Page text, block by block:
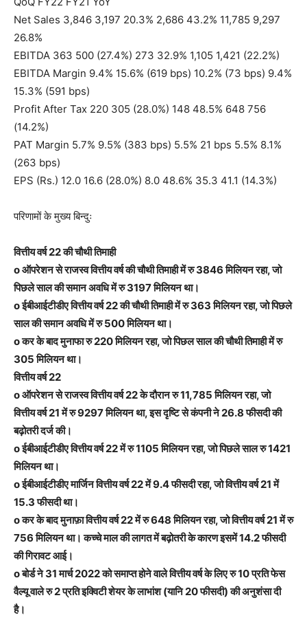
Net Sales 3,846 3,197 20.3% 2,686 43.2% 11,785 9,297
26.8%
EBITDA 363 500 (27.4%) 273 32.9% 1,105 1,421 (22.2%)
EBITDA Margin 9.4% 15.6% (619 bps) 10.2% (73 bps) 9.4%
15.3% (591 bps)
Profit After Tax 220 305 (28.0%) 148 48.5% 648 756
(14.2%)
PAT Margin 5.7% 9.5% (383 bps) 5.5% 21 bps 5.5% 8.1%
(263 bps)
EPS (Rs.) 12.0 16.6 (28.0%) 8.0 48.6% 35.3 41.1 (14.3%)
परिणामों के मुख्य बिन्दुः
वित्तीय वर्ष 22 की चौथी तिमाही
o ऑपरेशन से राजस्व वित्तीय वर्ष की चौथी तिमाही में रु 3846 मिलियन रहा, जो
पिछले साल की समान अवधि में रु 3197 मिलियन था।
o ईबीआईटीडीए वित्तीय वर्ष 22 की चौथी तिमाही में रु 363 मिलियन रहा, जो पिछले
साल की समान अवधि में रु 500 मिलियन था।
o कर के बाद मुनाफा रु 220 मिलियन रहा, जो पिछल साल की चौथी तिमाही में रु
305 मिलियन था।
वित्तीय वर्ष 22
o ऑपरेशन से राजस्व वित्तीय वर्ष 22 के दौरान रु 11,785 मिलियन रहा, जो
वित्तीय वर्ष 21 में रु 9297 मिलियन था, इस दृष्टि से कंपनी ने 26.8 फीसदी की
बढ़ोतरी दर्ज की।
o ईबीआईटीडीए वित्तीय वर्ष 22 में रु 1105 मिलियन रहा, जो पिछले साल रु 1421
मिलियन था।
o ईबीआईटीडीए मार्जिन वित्तीय वर्ष 22 में 9.4 फीसदी रहा, जो वित्तीय वर्ष 21 में
15.3 फीसदी था।
o कर के बाद मुनाफ़ा वित्तीय वर्ष 22 में रु 648 मिलियन रहा, जो वित्तीय वर्ष 21 में रु
756 मिलियन था। कच्चे माल की लागत में बढ़ोतरी के कारण इसमें 14.2 फीसदी
की गिरावट आई।
o बोर्ड ने 31 मार्च 2022 को समाप्त होने वाले वित्तीय वर्ष के लिए रु 10 प्रति फेस
वैल्यू वाले रु 2 प्रति इक्विटी शेयर के लाभांश (यानि 20 फीसदी) की अनुशंसा दी
है।